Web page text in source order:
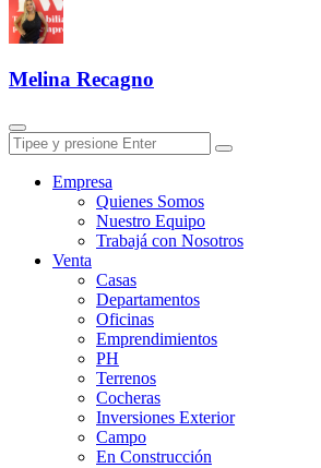
Melina Recagno
Empresa
Quienes Somos
Nuestro Equipo
Trabajá con Nosotros
Venta
Casas
Departamentos
Oficinas
Emprendimientos
PH
Terrenos
Cocheras
Inversiones Exterior
Campo
En Construcción